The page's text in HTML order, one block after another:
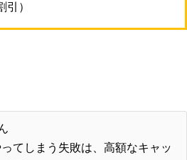
）
てしまう失敗は、高額なキャッ